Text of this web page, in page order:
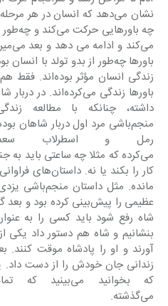
نشان می‌دهد که انسان در هر
باورها زندگی
رمل و اسطرلاب
می‌کرده که مثلا چه ساعتی باید
مانده. مثل
عظیمی را پیش‌بینی کرده
شاه رفع شود باید کسی را به
بنشانیم و شاه هم دستور داد یکی
آورند و او را پادشاه موقت کنند.
می‌گذشته.